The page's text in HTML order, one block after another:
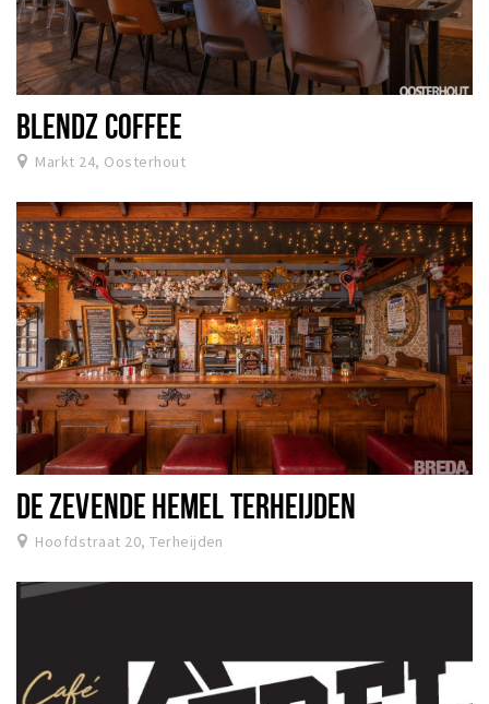
BLENDZ COFFEE
Markt 24, Oosterhout
DE ZEVENDE HEMEL TERHEIJDEN
Hoofdstraat 20, Terheijden